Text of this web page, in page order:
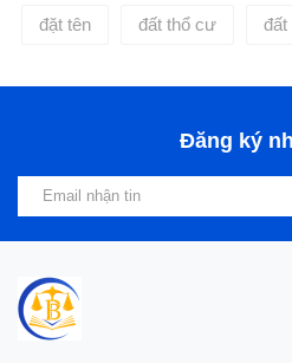
đặt tên đất thổ cư đất
Đăng ký